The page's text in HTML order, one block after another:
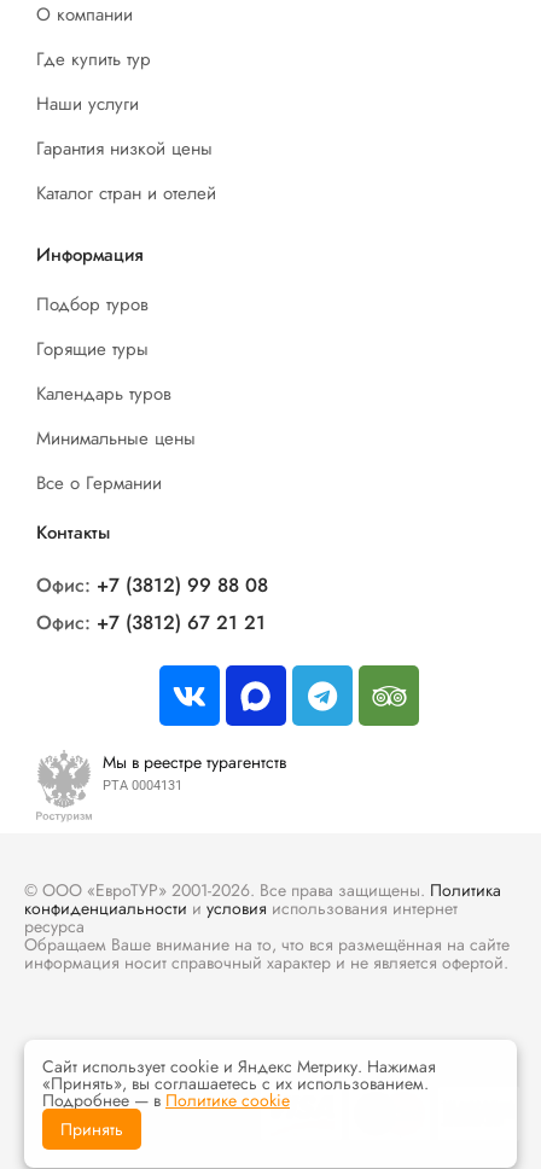
О компании
Где купить тур
Наши услуги
Гарантия низкой цены
Каталог стран и отелей
Информация
Подбор туров
Горящие туры
Календарь туров
Минимальные цены
Все о Германии
Контакты
Офис: +7 (3812) 99 88 08
Офис: +7 (3812) 67 21 21
Мы в реестре турагентств
РТА 0004131
© ООО «ЕвроТУР» 2001-2026. Все права защищены. Политика
конфиденциальности и условия использования интернет
ресурса
Обращаем Ваше внимание на то, что вся размещённая на сайте
информация носит справочный характер и не является офертой.
Сайт использует cookie и Яндекс Метрику. Нажимая
«Принять», вы соглашаетесь с их использованием.
Подробнее — в Политике cookie
Принять